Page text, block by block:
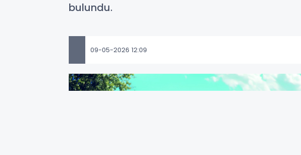
bulundu.
09-05-2026 12:09